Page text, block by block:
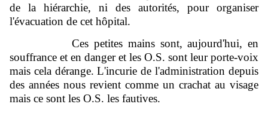
de la hiérarchie, ni des autorités, pour organiser
l'évacuation de cet hôpital.
Ces petites mains sont, aujourd'hui, en
souffrance et en danger et les O.S. sont leur porte-voix
mais cela dérange. L'incurie de l'administration depuis
des années nous revient comme un crachat au visage
mais ce sont les O.S. les fautives.